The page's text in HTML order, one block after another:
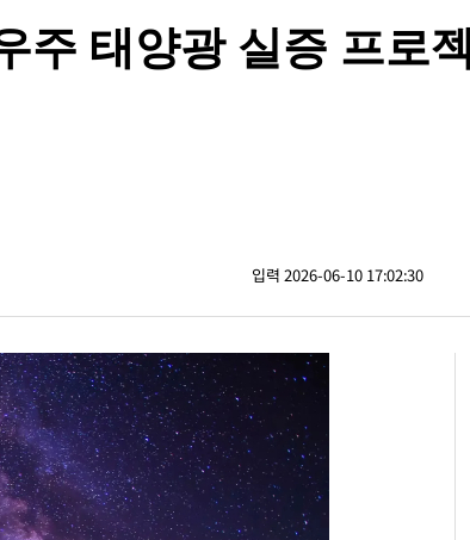
주 태양광 실증 프로
입력 2026-06-10 17:02:30